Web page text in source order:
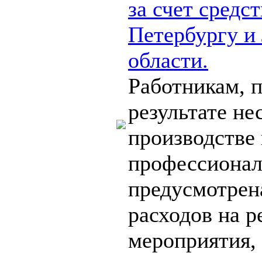
за счет
Петербургу
области.
Работникам,
результате
расходов на